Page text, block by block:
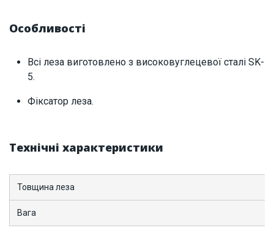
Особливості
Всі леза виготовлено з високовуглецевої сталі SK-
5.
Фіксатор леза.
Технічні характеристики
Товщина леза
Вага